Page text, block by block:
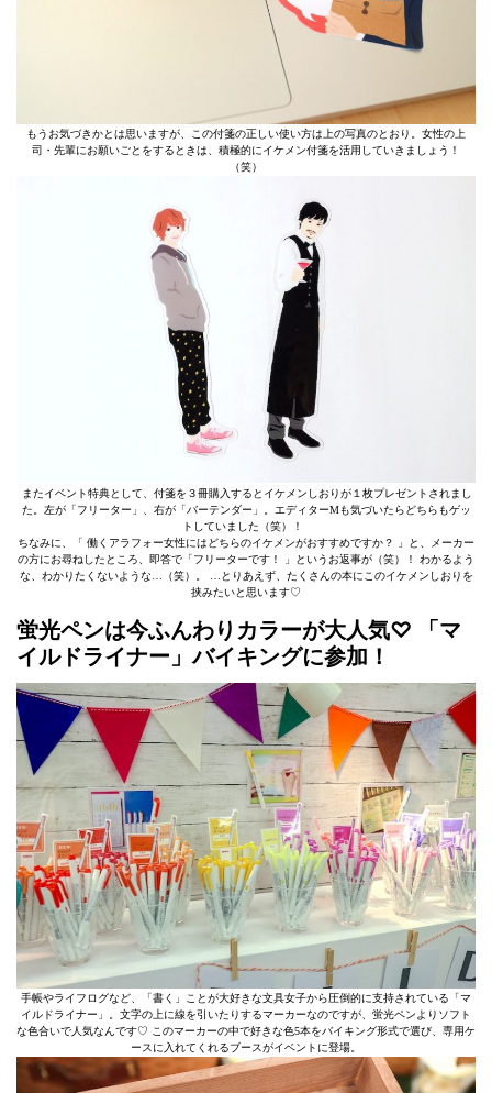
もうお気づきかとは思いますが、この付箋の正しい使い方は上の写真のとおり。女性の上
司・先輩にお願いごとをするときは、積極的にイケメン付箋を活用していきましょう！
（笑）
またイベント特典として、付箋を３冊購入するとイケメンしおりが１枚プレゼントされまし
た。左が「フリーター」、右が「バーテンダー」。エディターMも気づいたらどちらもゲッ
トしていました（笑）！
ちなみに、「 働くアラフォー女性にはどちらのイケメンがおすすめですか？ 」と、メーカー
の方にお尋ねしたところ、即答で「フリーターです！ 」というお返事が（笑）！ わかるよう
な、わかりたくないような…（笑）。 …とりあえず、たくさんの本にこのイケメンしおりを
挟みたいと思います♡
蛍光ペンは今ふんわりカラーが大人気♡ 「マ
イルドライナー」バイキングに参加！
手帳やライフログなど、「書く」ことが大好きな文具女子から圧倒的に支持されている「マ
イルドライナー」。文字の上に線を引いたりするマーカーなのですが、蛍光ペンよりソフト
な色合いで人気なんです♡ このマーカーの中で好きな色5本をバイキング形式で選び、専用ケ
ースに入れてくれるブースがイベントに登場。